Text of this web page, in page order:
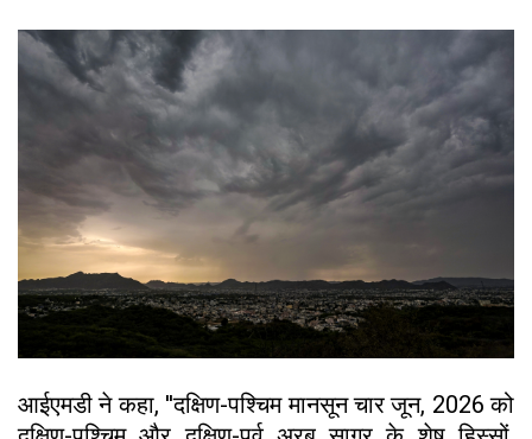
आईएमडी ने कहा, ''दक्षिण-पश्चिम मानसून चार जून, 2026 को